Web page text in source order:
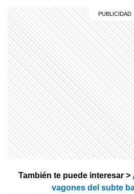
También te puede interesar >
vagones del subte